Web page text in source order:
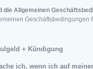
die Allgemeinen
Geschäftsbedingungen
+ Kündigung
ich, wenn ich auf